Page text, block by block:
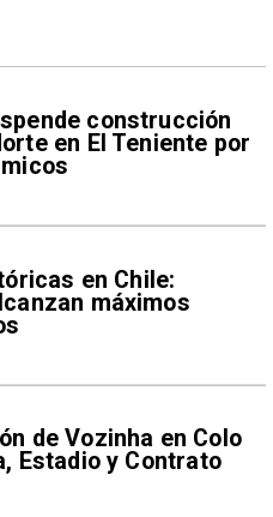
construcción
en El Teniente por
en Chile:
máximos
de Vozinha en Colo
Estadio y Contrato